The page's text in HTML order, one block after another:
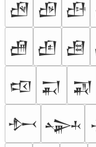
𒌾 𒌿 𒍀
𒍇 𒍈 𒍉
𒍐 𒍑 𒍒
𒍘 𒍙